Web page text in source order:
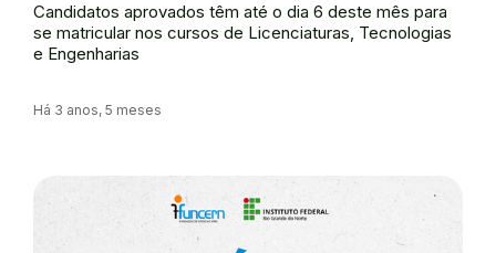
Candidatos aprovados têm até o dia 6 deste mês para
se matricular nos cursos de Licenciaturas, Tecnologias
e Engenharias
Há 3 anos, 5 meses